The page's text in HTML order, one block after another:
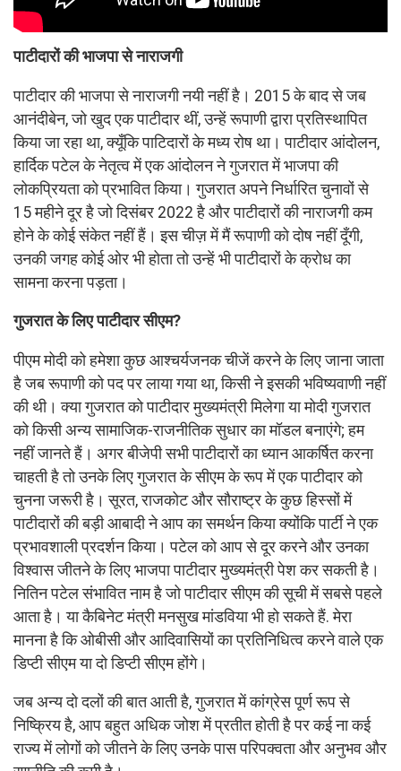
पाटीदारों की भाजपा से नाराजगी
पाटीदार की भाजपा से नाराजगी नयी नहीं है। 2015 के बाद से जब
आनंदीबेन, जो खुद एक पाटीदार थीं, उन्हें रूपाणी द्वारा प्रतिस्थापित
किया जा रहा था, क्यूँकि पाटिदारों के मध्य रोष था। पाटीदार आंदोलन,
हार्दिक पटेल के नेतृत्व में एक आंदोलन ने गुजरात में भाजपा की
लोकप्रियता को प्रभावित किया। गुजरात अपने निर्धारित चुनावों से
15 महीने दूर है जो दिसंबर 2022 है और पाटीदारों की नाराजगी कम
होने के कोई संकेत नहीं हैं। इस चीज़ में मैं रूपाणी को दोष नहीं दूँगी,
उनकी जगह कोई ओर भी होता तो उन्हें भी पाटीदारों के क्रोध का
सामना करना पड़ता।
गुजरात के लिए पाटीदार सीएम?
पीएम मोदी को हमेशा कुछ आश्चर्यजनक चीजें करने के लिए जाना जाता
है जब रूपाणी को पद पर लाया गया था, किसी ने इसकी भविष्यवाणी नहीं
की थी। क्या गुजरात को पाटीदार मुख्यमंत्री मिलेगा या मोदी गुजरात
को किसी अन्य सामाजिक-राजनीतिक सुधार का मॉडल बनाएंगे; हम
नहीं जानते हैं। अगर बीजेपी सभी पाटीदारों का ध्यान आकर्षित करना
चाहती है तो उनके लिए गुजरात के सीएम के रूप में एक पाटीदार को
चुनना जरूरी है। सूरत, राजकोट और सौराष्ट्र के कुछ हिस्सों में
पाटीदारों की बड़ी आबादी ने आप का समर्थन किया क्योंकि पार्टी ने एक
प्रभावशाली प्रदर्शन किया। पटेल को आप से दूर करने और उनका
विश्वास जीतने के लिए भाजपा पाटीदार मुख्यमंत्री पेश कर सकती है।
नितिन पटेल संभावित नाम है जो पाटीदार सीएम की सूची में सबसे पहले
आता है। या कैबिनेट मंत्री मनसुख मांडविया भी हो सकते हैं. मेरा
मानना है कि ओबीसी और आदिवासियों का प्रतिनिधित्व करने वाले एक
डिप्टी सीएम या दो डिप्टी सीएम होंगे।
जब अन्य दो दलों की बात आती है, गुजरात में कांग्रेस पूर्ण रूप से
निष्क्रिय है, आप बहुत अधिक जोश में प्रतीत होती है पर कई ना कई
राज्य में लोगों को जीतने के लिए उनके पास परिपक्वता और अनुभव और